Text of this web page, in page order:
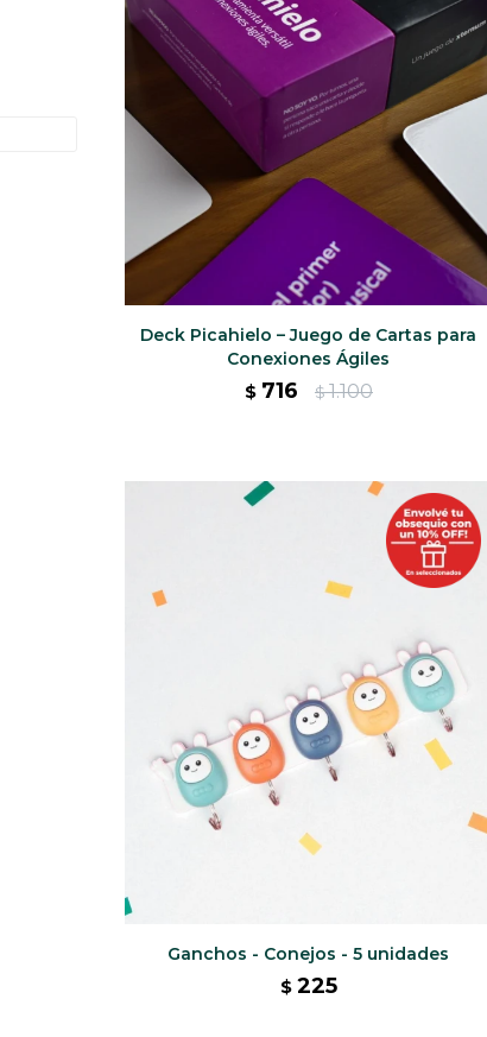
Deck Picahielo – Juego de Cartas para
Conexiones Ágiles
$ 716 $ 1.100
Ganchos - Conejos - 5 unidades
$ 225